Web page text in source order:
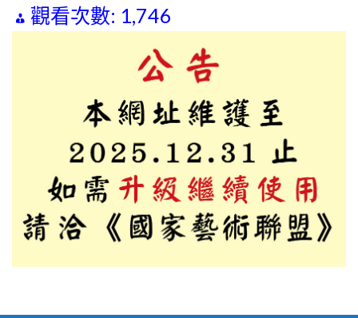
觀看次數: 1,746